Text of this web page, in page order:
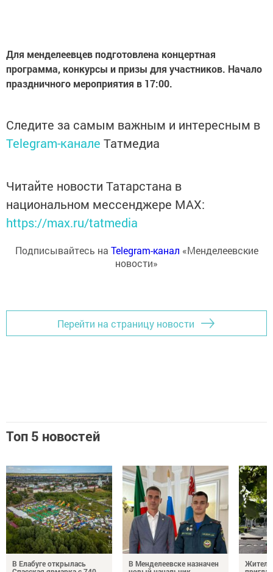
Для менделеевцев подготовлена концертная
программа, конкурсы и призы для участников. Начало
праздничного мероприятия в 17:00.
Следите за самым важным и интересным в
Telegram-канале Татмедиа
Читайте новости Татарстана в
национальном мессенджере MАХ:
https://max.ru/tatmedia
Подписывайтесь на Telegram-канал «Менделеевские
новости»
Перейти на страницу новости
Топ 5 новостей
В Елабуге открылась
В Менделеевске назначен